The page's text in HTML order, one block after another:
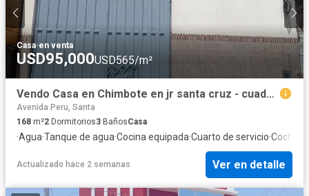
Casa·en venta
USD95,000USD565/m²
Vendo Casa en Chimbote en jr santa cruz - cuadra 2 -+FLORIDA BAJA
Avenida Peru, Santa
168 m²2 Dormitorios3 BañosCasa
·Agua·Tanque de agua·Cocina equipada·Cuarto de servicio·Cochera
Actualizado hace 2 semanas Ver en detalle